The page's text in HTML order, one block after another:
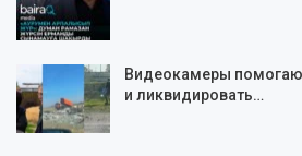
Видеокамеры
и ликвидировать…